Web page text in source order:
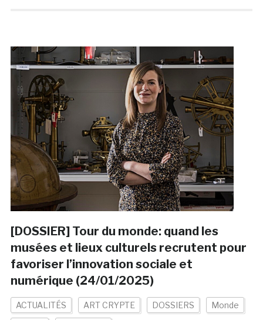
[DOSSIER] Tour du monde: quand les
musées et lieux culturels recrutent pour
favoriser l’innovation sociale et
numérique (24/01/2025)
ACTUALITÉS ART CRYPTE DOSSIERS Monde